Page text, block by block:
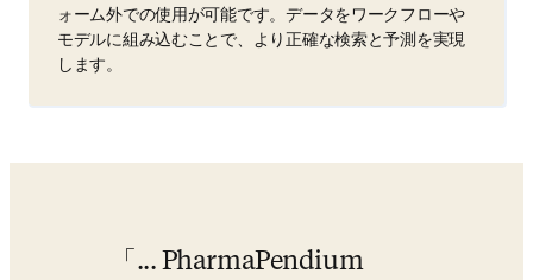
ォーム外での使用が可能です。データをワークフローや
モデルに組み込むことで、より正確な検索と予測を実現
します。
... PharmaPendium